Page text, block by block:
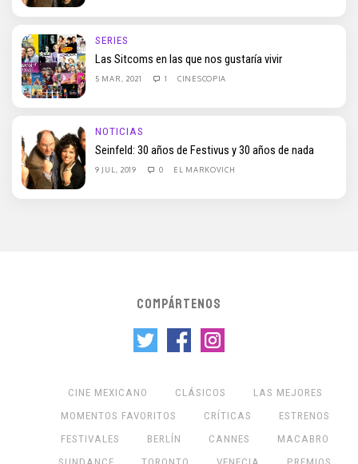
SERIES
Las Sitcoms en las que nos gustaría vivir
5 MAR, 2021 1 CINESCOPIA
NOTICIAS
Seinfeld: 30 años de Festivus y 30 años de nada
9 JUL, 2019 0 EL MARKOVICH
COMPÁRTENOS
CINE MEXICANO CLÁSICOS
LAS MEJORES
MOMENTOS FAVORITOS
CRÍTICAS
ESTRENOS
FESTIVALES
BERLÍN CANNES
MACABRO